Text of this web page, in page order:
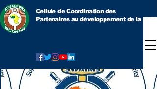
Cellule de Coordination des
Partenaires au développement de la